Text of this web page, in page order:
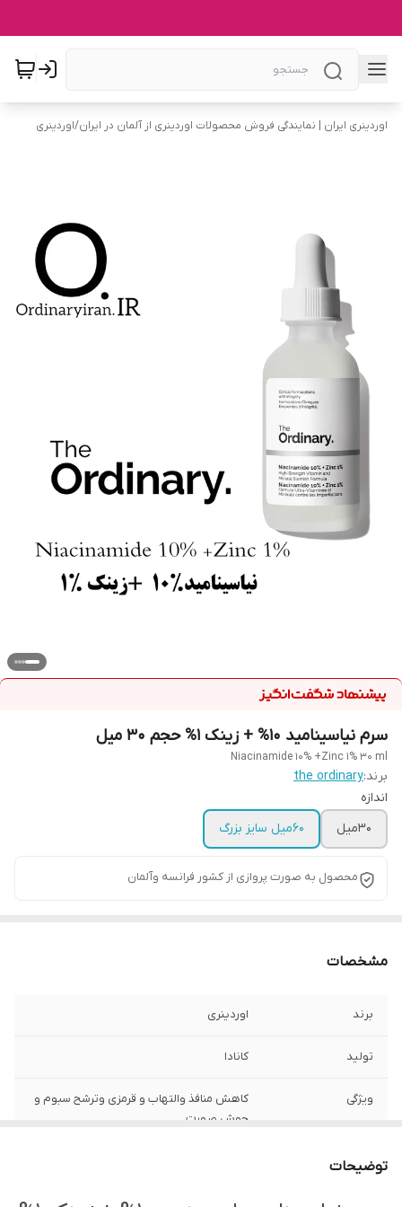
اوردینری ایران | نمایندگی فروش محصولات اوردینری از آلمان در ایران/اوردینری
سرم نیاسینامید 10% + زینک 1% حجم 30 میل
Niacinamide 10% +Zinc 1% 30 ml
برند:the ordinary
اندازه
30میل
60میل سایز بزرگ
محصول به صورت پروازی از کشور فرانسه وآلمان
مشخصات
برند اوردینری
تولید کانادا
ویژگی
کاهش منافذ والتهاب و قرمزی وترشح سبوم و
جوش صورت
تاریخ تولید
تاریخ انقضا سه سال پس از تولید
توضیحات